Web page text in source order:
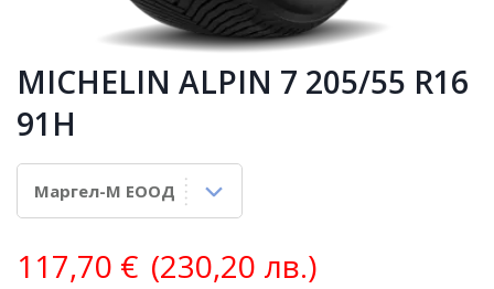
MICHELIN ALPIN 7 205/55 R16
91H
117,70 € (230,20 лв.)